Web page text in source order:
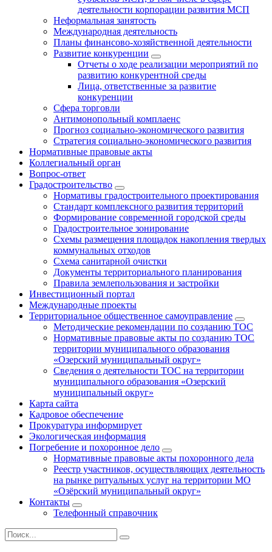
деятельности корпорации развития МСП
Неформальная занятость
Международная деятельность
Планы финансово-хозяйственной деятельности
Развитие конкуренции
Отчеты о ходе реализации мероприятий по
развитию конкурентной среды
Лица, ответственные за развитие
конкуренции
Сфера торговли
Антимонопольный комплаенс
Прогноз социально-экономического развития
Стратегия социально-экономического развития
Нормативные правовые акты
Коллегиальный орган
Вопрос-ответ
Градостроительство
Нормативы градостроительного проектирования
Стандарт комплексного развития территорий
Формирование современной городской среды
Градостроительное зонирование
Схемы размещения площадок накопления твердых
коммунальных отходов
Схема санитарной очистки
Документы территориального планирования
Правила землепользования и застройки
Инвестиционный портал
Международные проекты
Территориальное общественное самоуправление
Методические рекомендации по созданию ТОС
Нормативные правовые акты по созданию ТОС
территории муниципального образования
«Озерский муниципальный округ»
Сведения о деятельности ТОС на территории
муниципального образования «Озерский
муниципальный округ»
Карта сайта
Кадровое обеспечение
Прокуратура информирует
Экологическая информация
Погребение и похоронное дело
Нормативные правовые акты похоронного дела
Реестр участников, осуществляющих деятельность
на рынке ритуальных услуг на территории МО
«Озёрский муниципальный округ»
Контакты
Телефонный справочник